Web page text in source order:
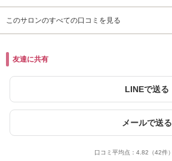
このサロンのすべての口コミを見る
友達に共有
LINEで送る
メールで送る
口コミ平均点： 4.82 （42件）